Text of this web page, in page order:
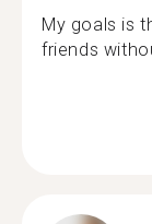
My goals is
friends